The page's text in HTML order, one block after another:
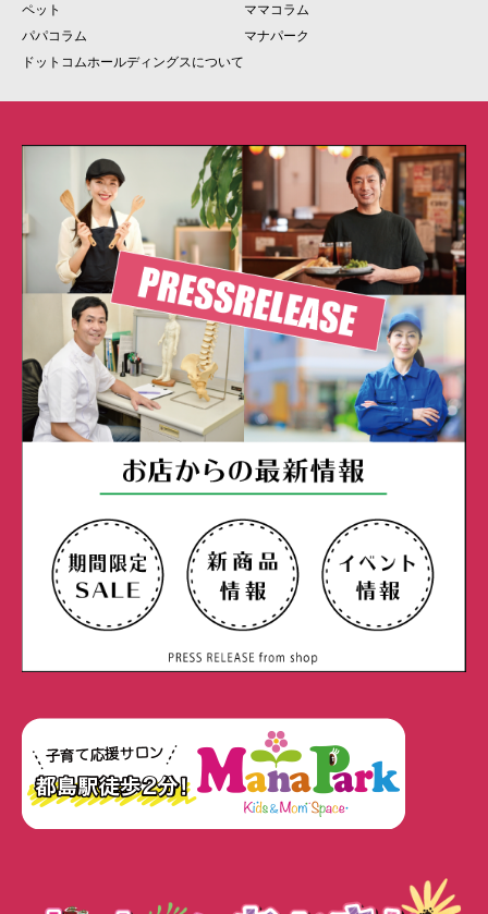
ペット
ママコラム
パパコラム
マナパーク
ドットコムホールディングスについて